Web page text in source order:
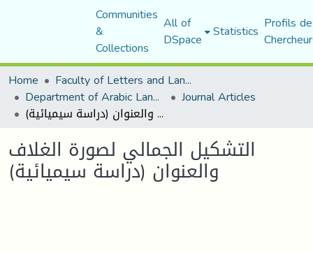
Communities
&
Collections
All of
DSpace Statistics Profils
Home
Faculty of Letters and Languages
Department of Arabic Language and Literature Journal Articles
التشكيل الجمالي لصورة الغلاف والعنوان (دراسة سيميائية)
التشكيل الجمالي لصورة الغلاف
والعنوان (دراسة سيميائية)